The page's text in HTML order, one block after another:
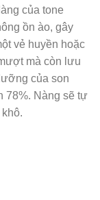
của tone
ồn ào, gây
vẻ huyền hoặc
mà còn lưu
của son
78%. Nàng sẽ tự